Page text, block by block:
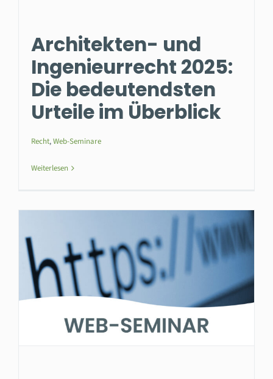
Architekten- und
Ingenieurrecht 2025:
Die bedeutendsten
Urteile im Überblick
Recht,Web-Seminare
Weiterlesen